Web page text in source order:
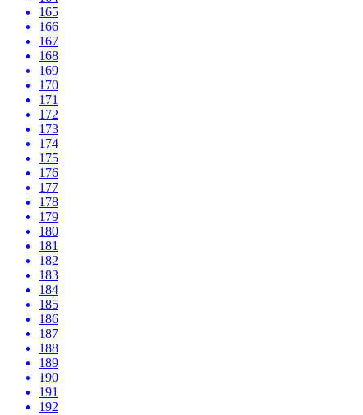
165
166
167
168
169
170
171
172
173
174
175
176
177
178
179
180
181
182
183
184
185
186
187
188
189
190
191
192